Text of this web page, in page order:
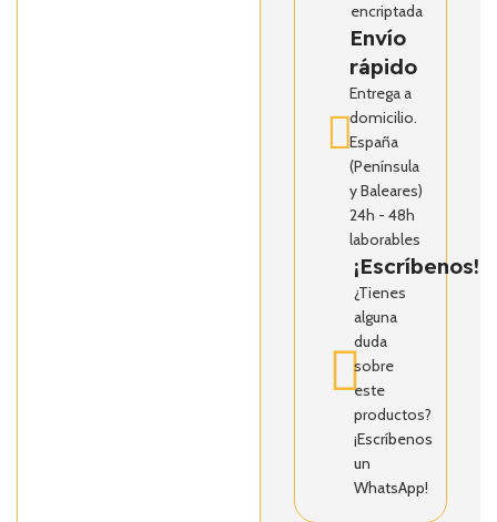
encriptada
Envío
rápido
Entrega a
domicilio.
España
(Península
y Baleares)
24h - 48h
laborables
¡Escríbenos!
¿Tienes
alguna
duda
sobre
este
productos?
¡Escríbenos
un
WhatsApp!